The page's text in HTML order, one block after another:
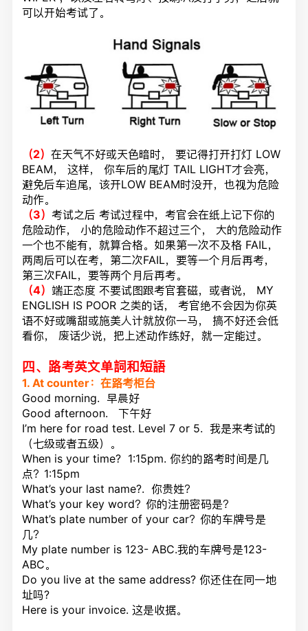
可以开始考试了。
（2）在天气不好或天色暗时， 要记得打开打灯 LOW
BEAM， 这样， 你车后的尾灯 TAIL LIGHT才会亮，
避免后车追尾，该开LOW BEAM时没开，也视为危险
动作。
（3）考试之后 考试过程中，考官会在纸上记下你的
危险动作， 小的危险动作不超过三个， 大的危险动作
一个也不能有，就算合格。如果第一次不及格 FAIL，
两周后可以在考，第二次FAIL，要等一个月后再考，
第三次FAIL，要等两个月后再考。
（4） 端正态度 不要试图跟考官套磁，或者说， MY
ENGLISH IS POOR 之类的话， 考官绝不会因为你英
语不好或嘴甜或施美人计就放你一马， 搞不好还会低
看你， 废话少说，把上述动作练好，就一定能过。
四、路考英文单詞和短語
1. At counter：在路考柜台
Good morning. 早晨好
Good afternoon. 下午好
I’m here for road test. Level 7 or 5. 我是来考试的
（七级或者五级）。
When is your time? 1:15pm. 你约的路考时间是几
点？1:15pm
What’s your last name?. 你贵姓？
What’s your key word？你的注册密码是？
What’s plate number of your car？你的车牌号是
几？
My plate number is 123- ABC.我的车牌号是123-
ABC。
Do you live at the same address? 你还住在同一地
址吗?
Here is your invoice. 这是收据。